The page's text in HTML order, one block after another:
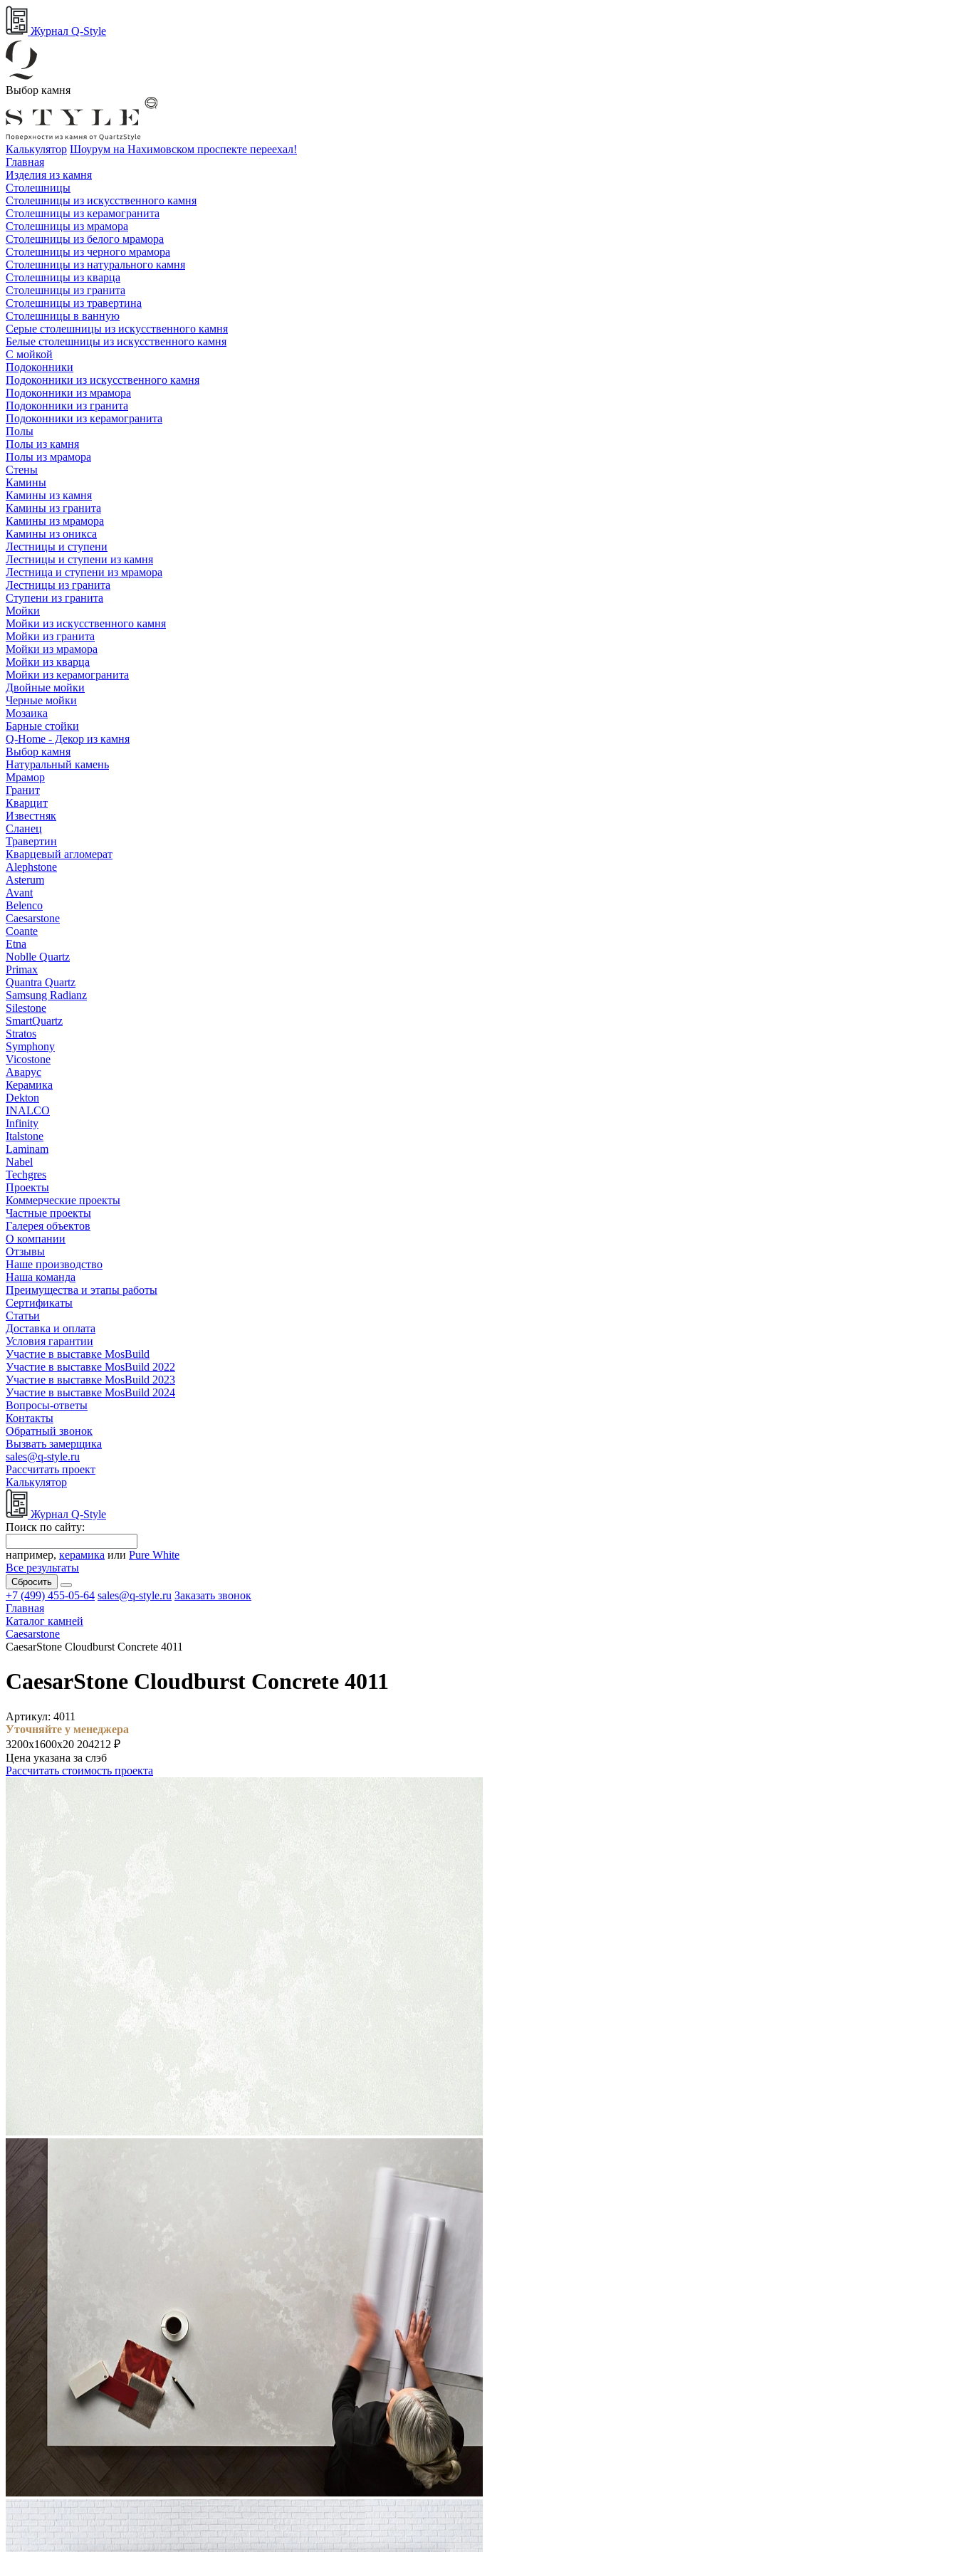
Журнал Q-Style
Выбор камня
Калькулятор Шоурум на Нахимовском проспекте переехал!
Главная
Изделия из камня
Столешницы
Столешницы из искусственного камня
Столешницы из керамогранита
Столешницы из мрамора
Столешницы из белого мрамора
Столешницы из черного мрамора
Столешницы из натурального камня
Столешницы из кварца
Столешницы из гранита
Столешницы из травертина
Столешницы в ванную
Серые столешницы из искусственного камня
Белые столешницы из искусственного камня
С мойкой
Подоконники
Подоконники из искусственного камня
Подоконники из мрамора
Подоконники из гранита
Подоконники из керамогранита
Полы
Полы из камня
Полы из мрамора
Стены
Камины
Камины из камня
Камины из гранита
Камины из мрамора
Камины из оникса
Лестницы и ступени
Лестницы и ступени из камня
Лестница и ступени из мрамора
Лестницы из гранита
Ступени из гранита
Мойки
Мойки из искусственного камня
Мойки из гранита
Мойки из мрамора
Мойки из кварца
Мойки из керамогранита
Двойные мойки
Черные мойки
Мозаика
Барные стойки
Q-Home - Декор из камня
Выбор камня
Натуральный камень
Мрамор
Гранит
Кварцит
Известняк
Сланец
Травертин
Кварцевый агломерат
Alephstone
Asterum
Avant
Belenco
Caesarstone
Coante
Etna
Noblle Quartz
Primax
Quantra Quartz
Samsung Radianz
Silestone
SmartQuartz
Stratos
Symphony
Vicostone
Аварус
Керамика
Dekton
INALCO
Infinity
Italstone
Laminam
Nabel
Techgres
Проекты
Коммерческие проекты
Частные проекты
Галерея объектов
О компании
Отзывы
Наше производство
Наша команда
Преимущества и этапы работы
Сертификаты
Статьи
Доставка и оплата
Условия гарантии
Участие в выставке MosBuild
Участие в выставке MosBuild 2022
Участие в выставке MosBuild 2023
Участие в выставке MosBuild 2024
Вопросы-ответы
Контакты
Обратный звонок
Вызвать замерщика
sales@q-style.ru
Рассчитать проект
Калькулятор
Журнал Q-Style
Поиск по сайту:
например, керамика или Pure White
Все результаты
Сбросить
+7 (499) 455-05-64 sales@q-style.ru Заказать звонок
Главная
Каталог камней
Caesarstone
CaesarStone Cloudburst Concrete 4011
CaesarStone Cloudburst Concrete 4011
Артикул: 4011
Уточняйте у менеджера
3200х1600х20 204212 ₽
Цена указана за слэб
Рассчитать стоимость проекта